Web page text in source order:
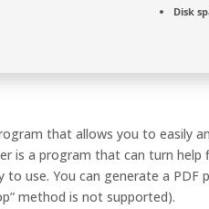
Disk
that allows you to easily
is a program that can turn
to use. You can generate a
method is not supported).